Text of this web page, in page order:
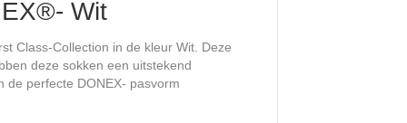
Wit
Class-Collection in de kleur Wit. Deze
deze sokken een uitstekend
de perfecte DONEX- pasvorm